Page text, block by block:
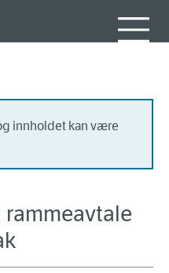
innholdet kan være
rammeavtale